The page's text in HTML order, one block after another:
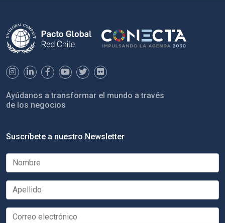
Ayúdanos a transformar el mundo a través
de los negocios
Suscríbete a nuestro Newsletter